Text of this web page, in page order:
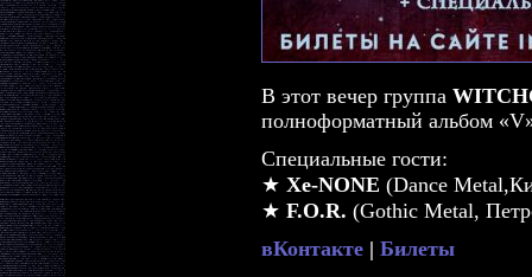
В этот вечер группа
полноформатный альбом
Специальные гости:
★ Xe-NONE (Dance
★ F.O.R. (Gothic Metal,
вКонтакте | Билеты